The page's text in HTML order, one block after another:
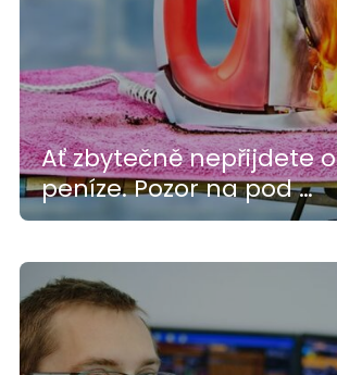
Ať zbytečně nepřijdete o
peníze. Pozor na pod …